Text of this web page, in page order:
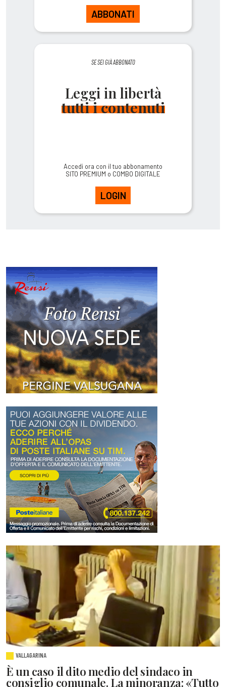
ABBONATI
SE SEI GIÀ ABBONATO
Leggi in libertà
tutti i contenuti
Accedi ora con il tuo abbonamento
SITO PREMIUM o COMBO DIGITALE
LOGIN
VALLAGARINA
È un caso il dito medio del sindaco in
consiglio comunale. La minoranza: «Tutto